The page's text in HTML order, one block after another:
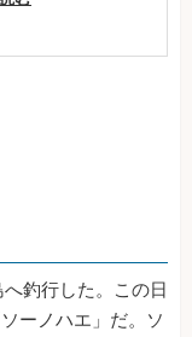
釣行した。この日
ーノハエ」だ。ソ